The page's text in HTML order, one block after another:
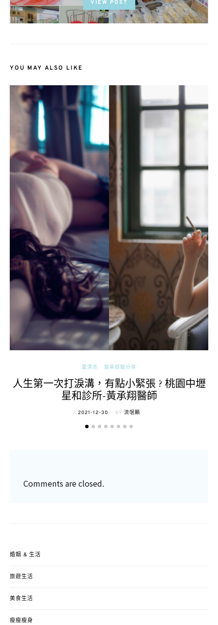
VIEW POST
YOU MAY ALSO LIKE
愛漂亮 醫美經驗分享
人生第一次打淚溝，有點小緊張 ? 桃園中壢
星和診所-黃承翔醫師
POSTED
2021-12-30 BY 流氓顆
Comments are closed.
婚姻 & 生活
旅遊生活
美食生活
瘦瘦瘦身